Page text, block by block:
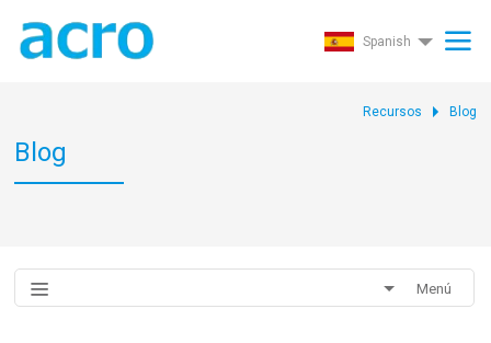
Spanish
Recursos Blog
Blog
Menú